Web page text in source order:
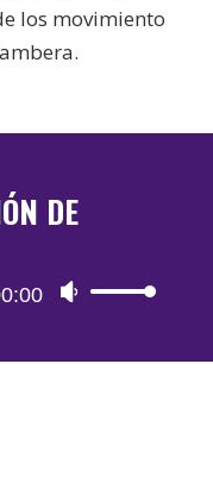
los movimiento
DE
Utiliza
teclas